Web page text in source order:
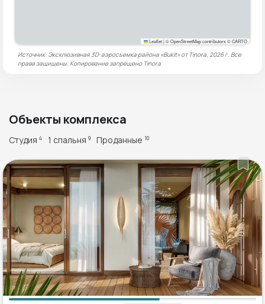
Leaflet|© OpenStreetMap contributors © CARTO
Источник: Эксклюзивная 3D-аэросъемка района «Bukit» от Tinora, 2026 г. Все
права защищены. Копирование запрещено Tinora
Объекты комплекса
Студия 4 1 спальня 9 Проданные 10